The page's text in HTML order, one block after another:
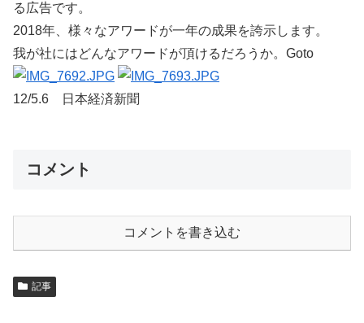
る広告です。
2018年、様々なアワードが一年の成果を誇示します。
我が社にはどんなアワードが頂けるだろうか。Goto
12/5.6 日本経済新聞
コメント
コメントを書き込む
記事